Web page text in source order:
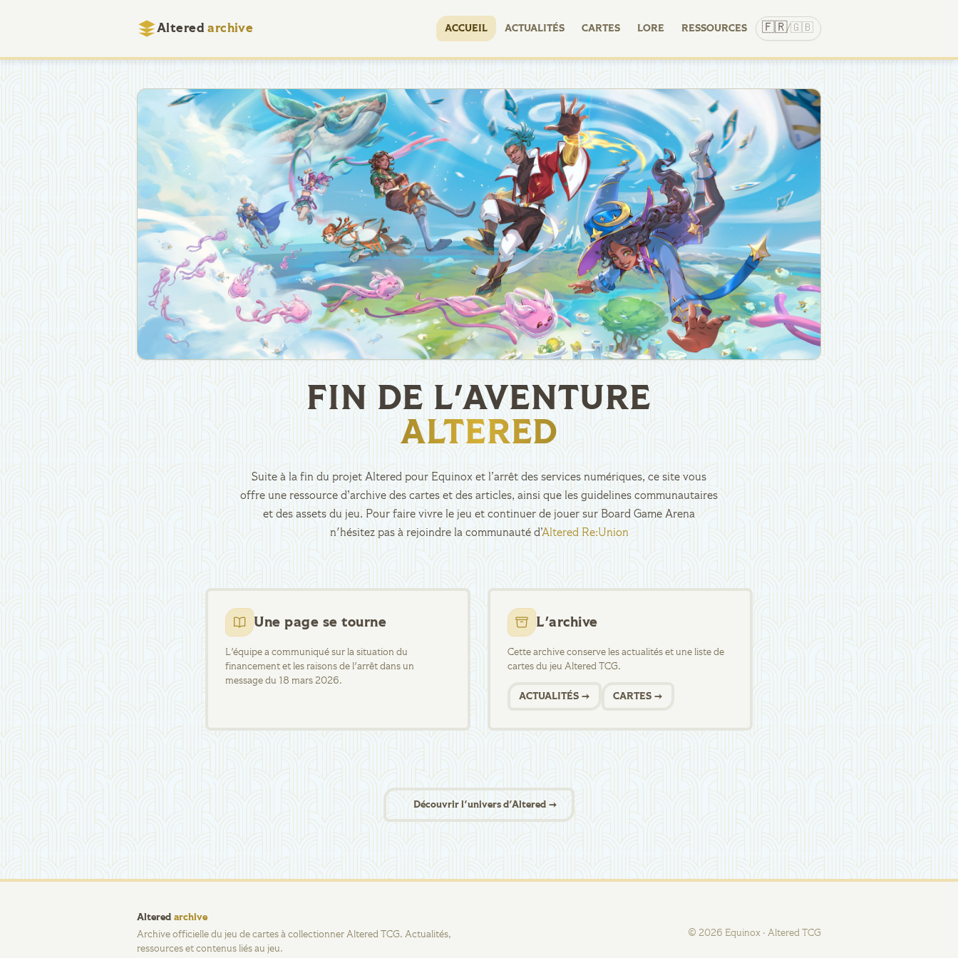
Altered archive ACCUEIL ACTUALITÉS CARTES LORE RESSOURCES 🇫🇷/🇬🇧
FIN DE L'AVENTURE
ALTERED
Suite à la fin du projet Altered pour Equinox et l’arrêt des services numériques, ce site vous
offre une ressource d’archive des cartes et des articles, ainsi que les guidelines communautaires
et des assets du jeu. Pour faire vivre le jeu et continuer de jouer sur Board Game Arena
n'hésitez pas à rejoindre la communauté d’Altered Re:Union
Une page se tourne
L'équipe a communiqué sur la situation du
financement et les raisons de l'arrêt dans un
message du 18 mars 2026.
L'archive
Cette archive conserve les actualités et une liste de
cartes du jeu Altered TCG.
ACTUALITÉS → CARTES →
Découvrir l'univers d'Altered →
Altered archive
Archive officielle du jeu de cartes à collectionner Altered TCG. Actualités,
ressources et contenus liés au jeu.
© 2026 Equinox · Altered TCG